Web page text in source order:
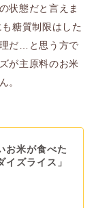
状態だと言えま
糖質制限はした
だ…と思う方で
が主原料のお米
。
お米が食べた
イズライス」